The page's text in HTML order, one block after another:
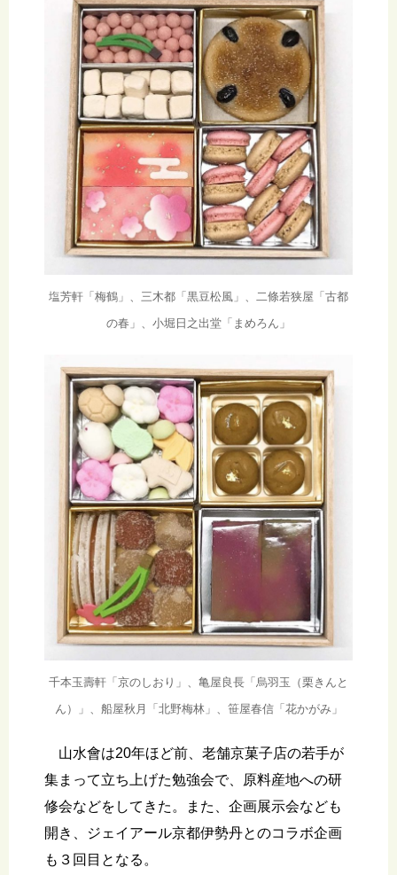
塩芳軒「梅鶴」、三木都「黒豆松風」、二條若狭屋「古都
の春」、小堀日之出堂「まめろん」
千本玉壽軒「京のしおり」、亀屋良長「烏羽玉（栗きんと
ん）」、船屋秋月「北野梅林」、笹屋春信「花かがみ」
山水會は20年ほど前、老舗京菓子店の若手が
集まって立ち上げた勉強会で、原料産地への研
修会などをしてきた。また、企画展示会なども
開き、ジェイアール京都伊勢丹とのコラボ企画
も３回目となる。